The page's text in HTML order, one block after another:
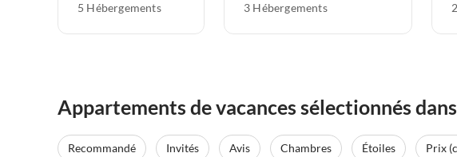
5 Hébergements 3 Hébergements 2
Appartements de vacances sélectionnés
Recommandé Invités Avis Chambres Étoiles Prix